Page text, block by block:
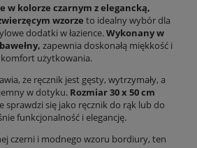
w kolorze czarnym z elegancką,
wzorze to idealny wybór dla
dodatki w łazience. Wykonany w
zapewnia doskonałą miękkość i
użytkowania.
że ręcznik jest gęsty, wytrzymały, a
w dotyku. Rozmiar 30 x 50 cm
sprawdzi się jako ręcznik do rąk lub do
funkcjonalność i elegancję.
czerni i modnego wzoru bordiury, ten